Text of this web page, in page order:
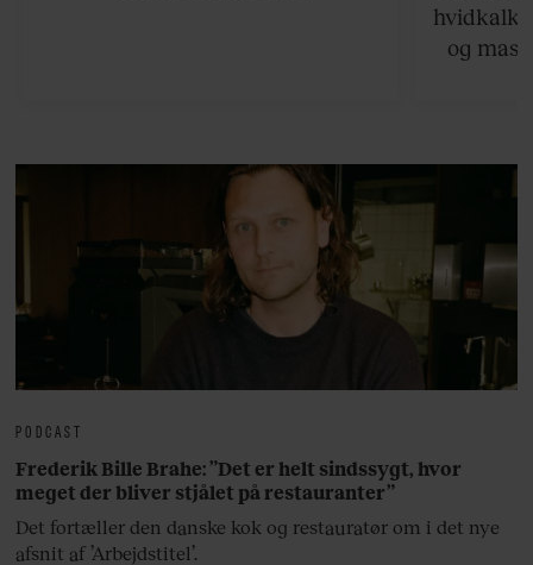
og
PODCAST
Frederik Bille Brahe: ”Det er helt sindssygt, hvor
meget der bliver stjålet på restauranter”
Det fortæller den danske kok og restauratør om i det nye
afsnit af ’Arbejdstitel’.